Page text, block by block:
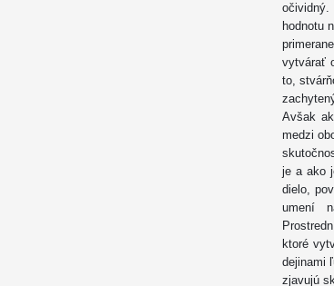
hodnotu
vytvárať
to,
Avšak
medzi
je a ako
dielo,
umení
ktoré
dejinami
zjavujú